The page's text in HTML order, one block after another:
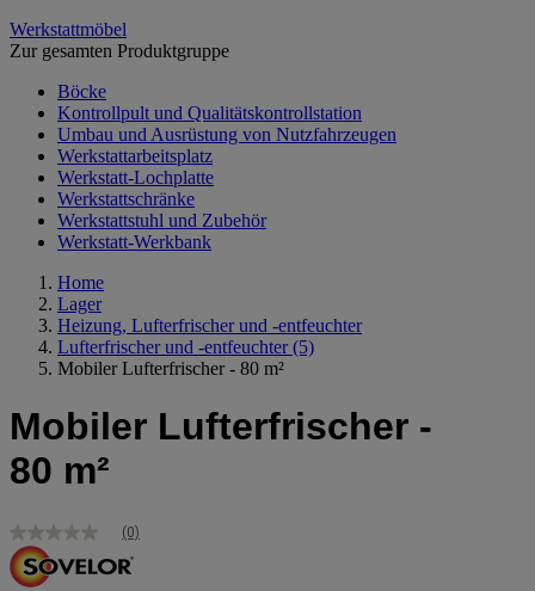
Werkstattmöbel
Zur gesamten Produktgruppe
Böcke
Kontrollpult und Qualitätskontrollstation
Umbau und Ausrüstung von Nutzfahrzeugen
Werkstattarbeitsplatz
Werkstatt-Lochplatte
Werkstattschränke
Werkstattstuhl und Zubehör
Werkstatt-Werkbank
Home
Lager
Heizung, Lufterfrischer und -entfeuchter
Lufterfrischer und -entfeuchter (5)
Mobiler Lufterfrischer - 80 m²
Mobiler Lufterfrischer -
80 m²
Kein
Bewertungswert
Link
(0)